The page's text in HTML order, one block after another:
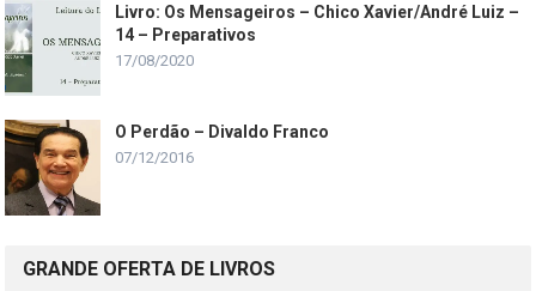
Livro: Os Mensageiros – Chico Xavier/André Luiz –
14 – Preparativos
17/08/2020
O Perdão – Divaldo Franco
07/12/2016
GRANDE OFERTA DE LIVROS